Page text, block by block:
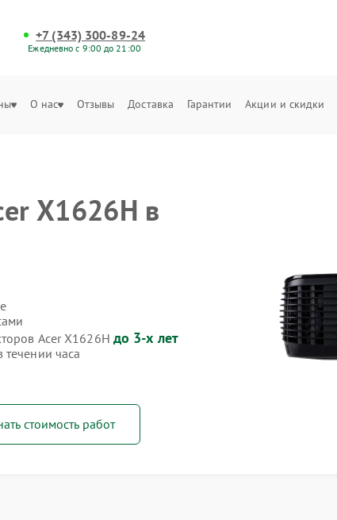
+7 (343) 300-89-24
Ежедневно с 9:00 до 21:00
О нас Отзывы Доставка Гарантии Акции и скидки
X1626H в
Acer X1626H до 3-х лет
часа
стоимость работ